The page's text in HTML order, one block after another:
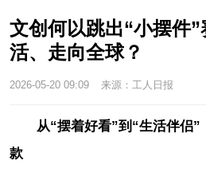
文创何以跳出“小摆件
活、走向全球？
2026-05-20 09:09 来源：工人日报
从“摆着好看”到“生活伴侣
款